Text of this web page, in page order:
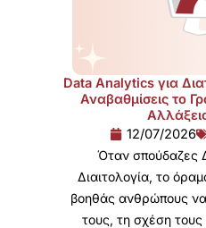
Data Analytics για
Αναβαθμίσεις το
12/07/2026
Όταν σπούδαζες
Διαιτολογία, το
βοηθάς ανθρώπους
τους, τη σχέση